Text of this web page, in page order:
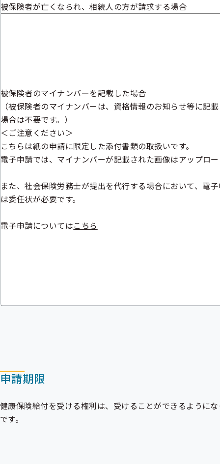
被保険者が亡くなられ、相続人の方が請求する場合
被保険者のマイナンバーを記載した場合
（被保険者のマイナンバーは、資格情報のお知らせ等に記
場合は不要です。）
＜ご注意ください＞
こちらは紙の申請に限定した添付書類の取扱いです。
電子申請では、マイナンバーが記載された画像はアップロ
また、社会保険労務士が提出を代行する場合において、電
は委任状が必要です。
電子申請についてはこちら
申請期限
健康保険給付を受ける権利は、受けることができるように
です。